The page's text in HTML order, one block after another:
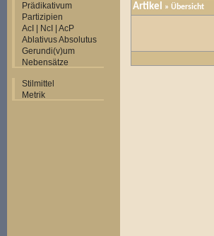
Prädikativum
Partizipien
AcI | NcI | AcP
Ablativus Absolutus
Gerundi(v)um
Nebensätze
Stilmittel
Metrik
Artikel » Übersicht